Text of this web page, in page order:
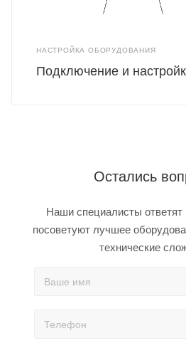
НАСТРОЙКА ОБОРУДОВАНИЯ
Подключение и
Остались
Наши специалисты
посоветуют лучшее
технические